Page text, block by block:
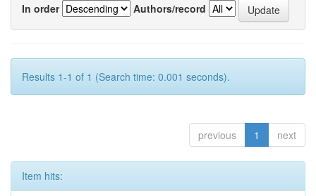
In order
Authors/record
Results 1-1 of 1 (Search time: 0.001 seconds).
previous 1 next
Item hits: